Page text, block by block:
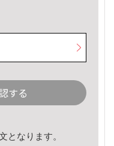
する
となります。